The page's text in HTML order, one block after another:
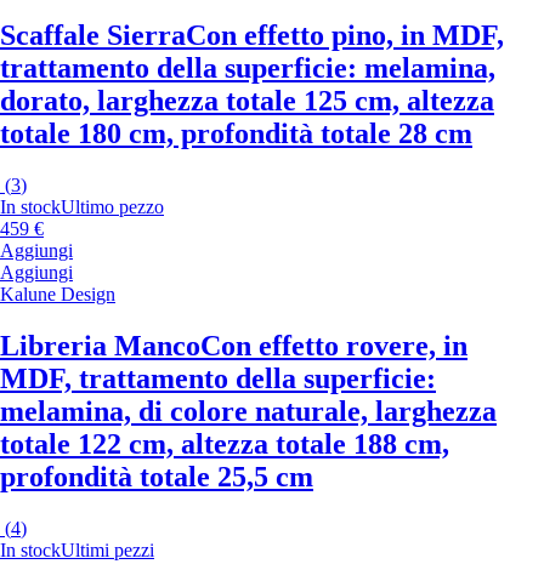
Scaffale SierraCon effetto pino, in MDF,
trattamento della superficie: melamina,
dorato, larghezza totale 125 cm, altezza
totale 180 cm, profondità totale 28 cm
(3)
In stockUltimo pezzo
459 €
Aggiungi
Aggiungi
Kalune Design
Libreria MancoCon effetto rovere, in
MDF, trattamento della superficie:
melamina, di colore naturale, larghezza
totale 122 cm, altezza totale 188 cm,
profondità totale 25,5 cm
(4)
In stockUltimi pezzi